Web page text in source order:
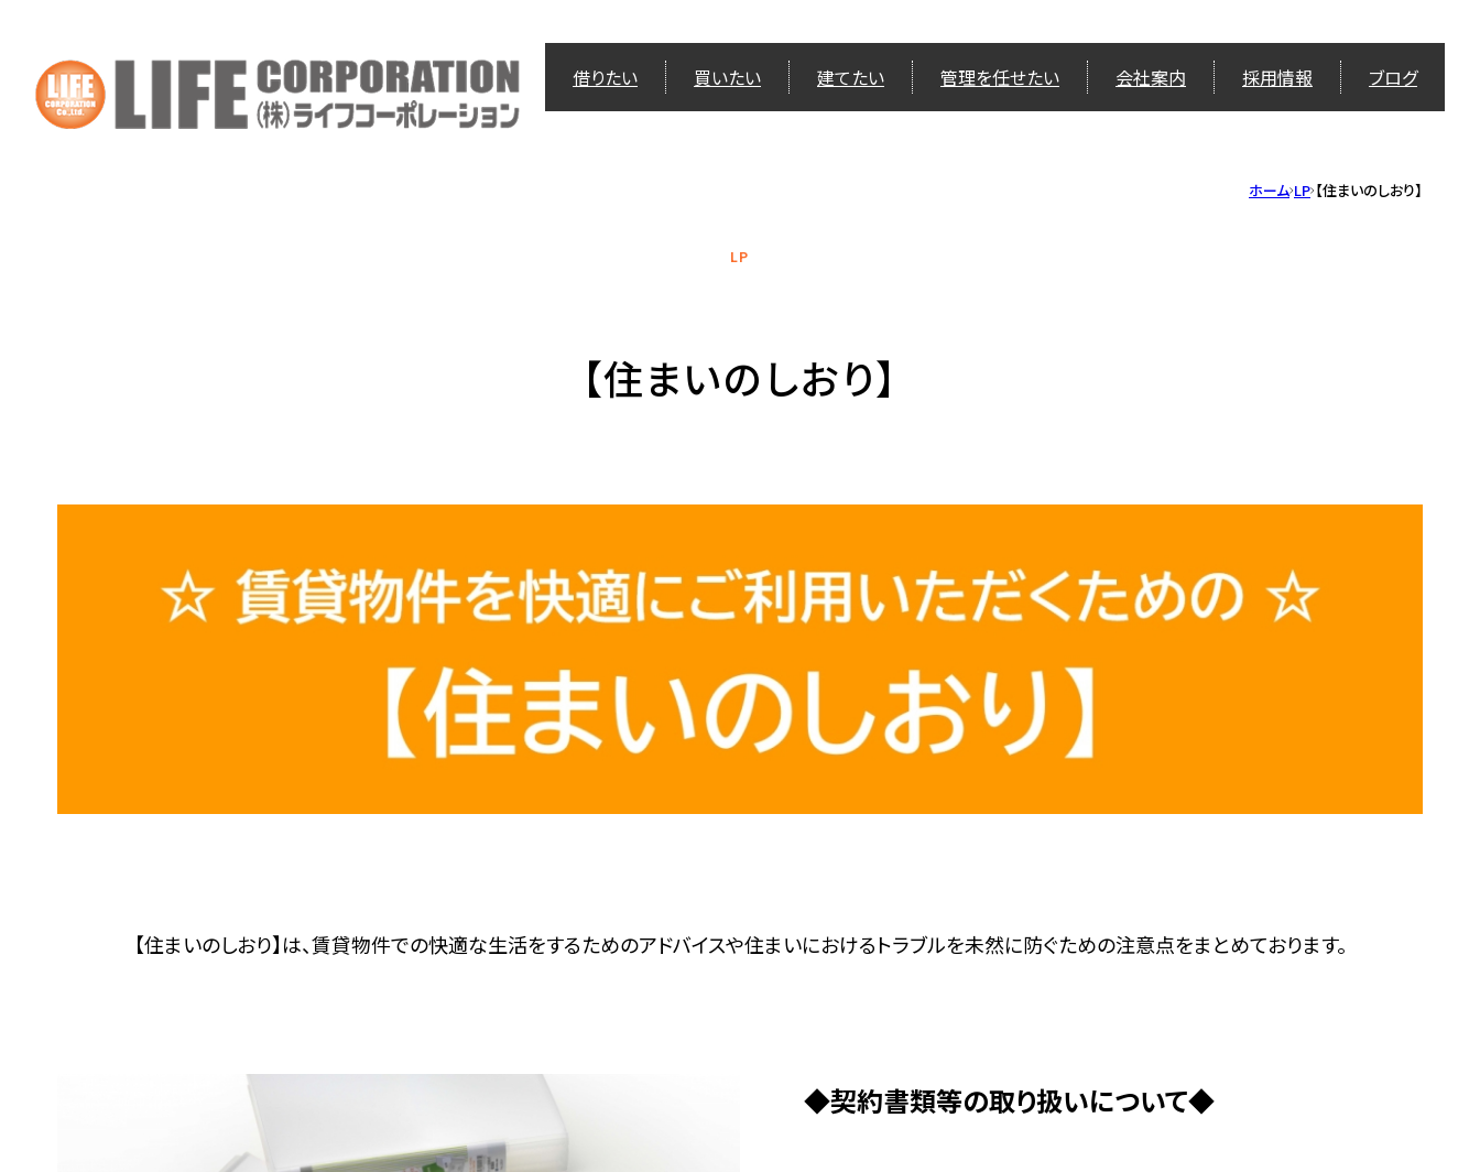
借りたい 買いたい 建てたい 管理を任せたい 会社案内 採用情報 ブログ
ホーム LP 【住まいのしおり】
LP
【住まいのしおり】
【住まいのしおり】は、賃貸物件での快適な生活をするためのアドバイスや住まいにおけるトラブルを未然に防ぐための注意点をまとめております。
◆契約書類等の取り扱いについて◆